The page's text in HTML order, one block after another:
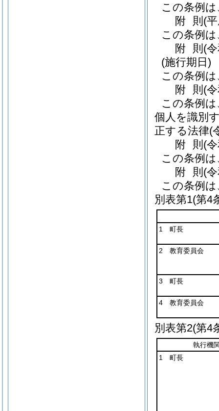
この条例
附 則 (
この条例
附 則 (
(施行期日)
この条例
附 則 (
この条例
個人を識別
正する法律(
附 則 (
この条例
附 則 (
この条例
別表第1(第4
1 町長
2 教育委員会
3 町長
4 教育委員会
別表第2(第4
執行機
1 町長